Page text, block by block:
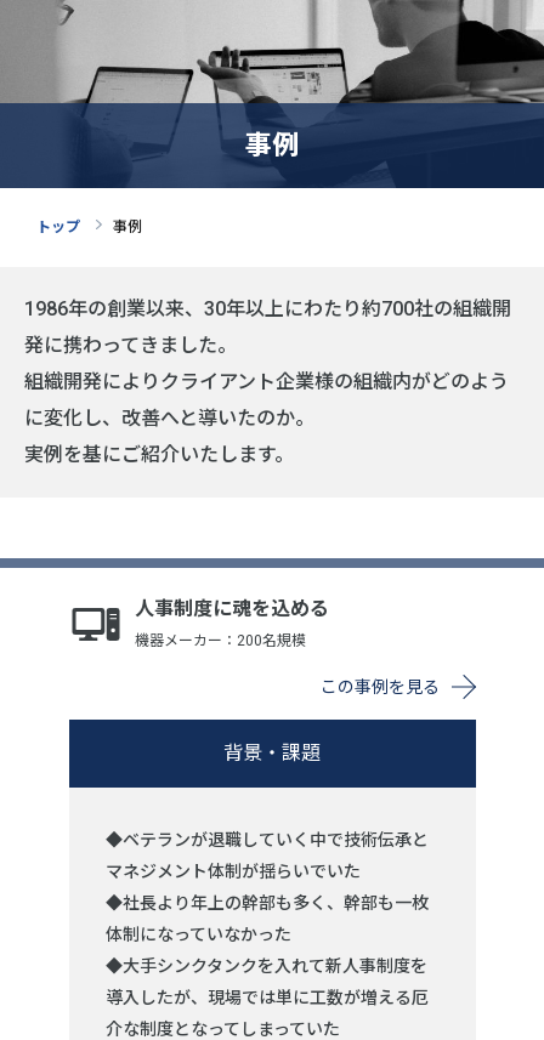
事例
トップ 事例
1986年の創業以来、30年以上にわたり約700社の組織開
発に携わってきました。
組織開発によりクライアント企業様の組織内がどのよう
に変化し、改善へと導いたのか。
実例を基にご紹介いたします。
人事制度に魂を込める
機器メーカー：200名規模
この事例を見る
背景・課題
◆ベテランが退職していく中で技術伝承と
マネジメント体制が揺らいでいた
◆社長より年上の幹部も多く、幹部も一枚
体制になっていなかった
◆大手シンクタンクを入れて新人事制度を
導入したが、現場では単に工数が増える厄
介な制度となってしまっていた